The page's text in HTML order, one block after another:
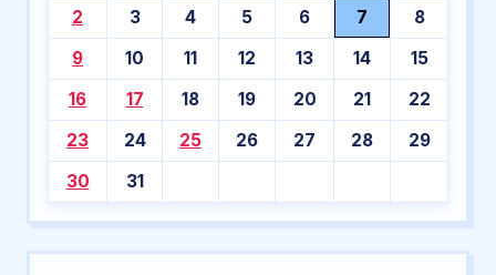
2
3 4 5 6 7
8
9
10 11 12 13 14
15
16
17 18 19 20 21
22
23
24 25 26 27 28
29
30
31